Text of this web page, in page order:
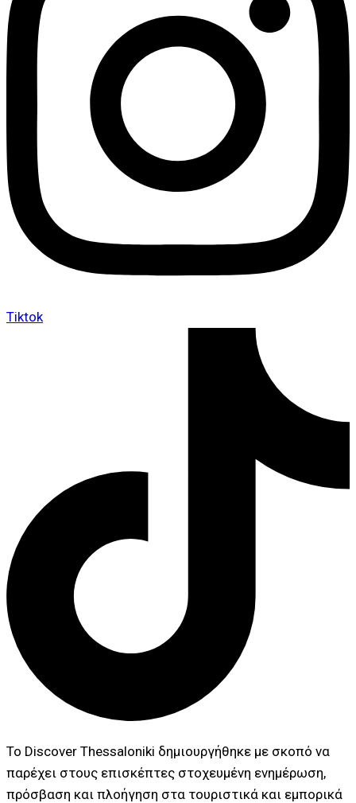
Tiktok
Το Discover Thessaloniki δημιουργήθηκε με σκοπό να
παρέχει στους επισκέπτες στοχευμένη ενημέρωση,
πρόσβαση και πλοήγηση στα τουριστικά και εμπορικά